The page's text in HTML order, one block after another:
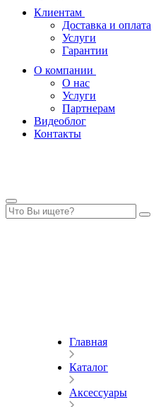
Клиентам
Доставка и оплата
Услуги
Гарантии
О компании
О нас
Услуги
Партнерам
Видеоблог
Контакты
Главная
Каталог
Аксессуары